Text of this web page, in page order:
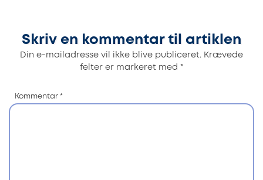
Skriv en kommentar til artiklen
Din e-mailadresse vil ikke blive publiceret. Krævede
felter er markeret med *
Kommentar *